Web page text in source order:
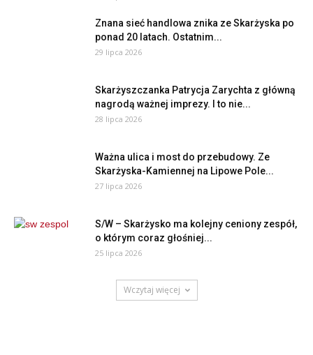
Znana sieć handlowa znika ze Skarżyska po
ponad 20 latach. Ostatnim...
29 lipca 2026
Skarżyszczanka Patrycja Zarychta z główną
nagrodą ważnej imprezy. I to nie...
28 lipca 2026
Ważna ulica i most do przebudowy. Ze
Skarżyska-Kamiennej na Lipowe Pole...
27 lipca 2026
S/W – Skarżysko ma kolejny ceniony zespół,
o którym coraz głośniej...
25 lipca 2026
Wczytaj więcej